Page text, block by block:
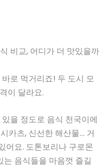
비교, 어디가 더 맛있을까
로 먹거리죠! 두 도시 모
이 달라요.
있을 정도로 음식 천국이에
카츠, 신선한 해산물… 거
어요. 도톤보리나 구로몬
음식들을 마음껏 즐길